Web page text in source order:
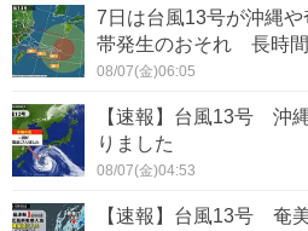
7日は台風13号が沖縄
帯発生のおそれ 長時
08/07(金)06:05
【速報】台風13号 沖
りました
08/07(金)04:53
【速報】台風13号 奄